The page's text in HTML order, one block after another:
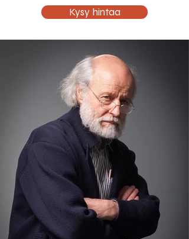
Kysy hintaa